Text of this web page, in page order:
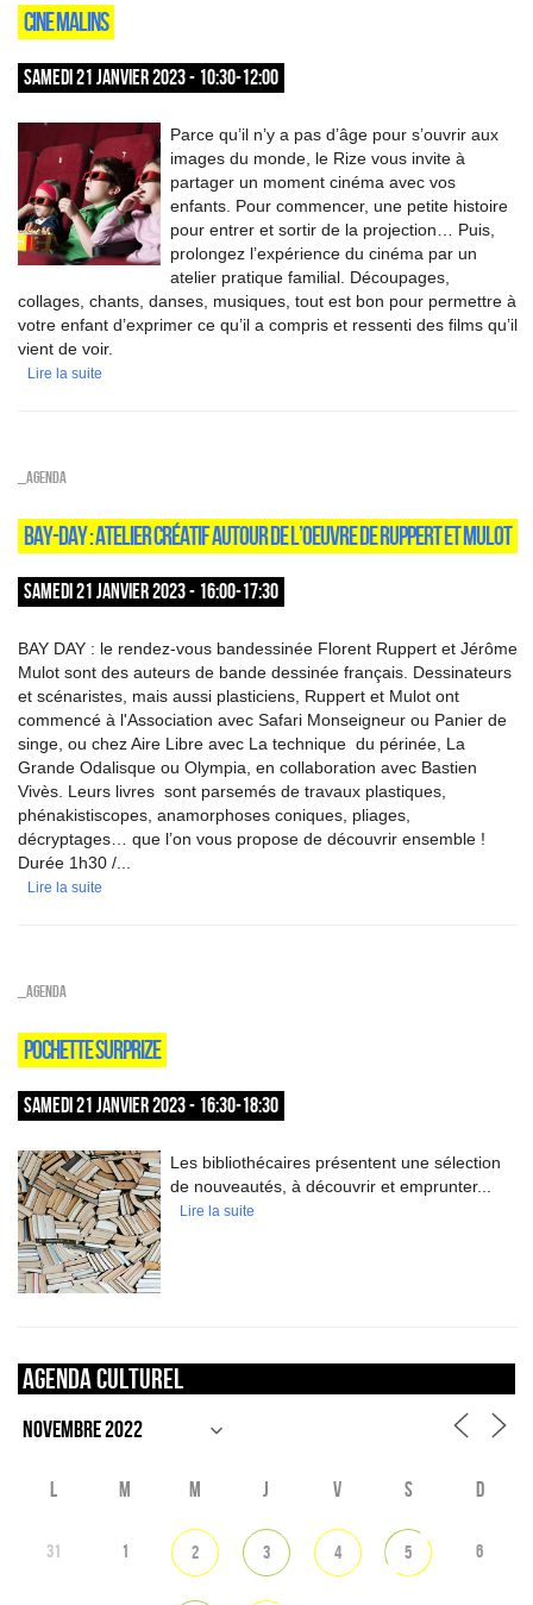
CINE MALINS
SAMEDI 21 JANVIER 2023 - 10:30-12:00
Parce qu’il n’y a pas d’âge pour s’ouvrir aux
images du monde, le Rize vous invite à
partager un moment cinéma avec vos
enfants. Pour commencer, une petite histoire
pour entrer et sortir de la projection… Puis,
prolongez l’expérience du cinéma par un
atelier pratique familial. Découpages,
collages, chants, danses, musiques, tout est bon pour permettre à
votre enfant d’exprimer ce qu’il a compris et ressenti des films qu’il
vient de voir.
Lire la suite
_Agenda
BAY-DAY : ATELIER CRÉATIF AUTOUR DE L’OEUVRE DE RUPPERT ET MULOT
SAMEDI 21 JANVIER 2023 - 16:00-17:30
BAY DAY : le rendez-vous bandessinée Florent Ruppert et Jérôme
Mulot sont des auteurs de bande dessinée français. Dessinateurs
et scénaristes, mais aussi plasticiens, Ruppert et Mulot ont
commencé à l'Association avec Safari Monseigneur ou Panier de
singe, ou chez Aire Libre avec La technique du périnée, La
Grande Odalisque ou Olympia, en collaboration avec Bastien
Vivès. Leurs livres sont parsemés de travaux plastiques,
phénakistiscopes, anamorphoses coniques, pliages,
décryptages… que l’on vous propose de découvrir ensemble !
Durée 1h30 /...
Lire la suite
_Agenda
POCHETTE SURPRIZE
SAMEDI 21 JANVIER 2023 - 16:30-18:30
Les bibliothécaires présentent une sélection
de nouveautés, à découvrir et emprunter...
Lire la suite
Agenda culturel
L M M J V S D
31 1 2 3 4 5 6